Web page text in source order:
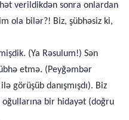
verildikdən sonra onlardan
ola bilər?! Biz, şübhəsiz ki,
(Ya Rəsulum!) Sən
etmə. (Peyğəmbər
görüşüb danışmışdı). Biz
oğullarına bir hidayət (doğru